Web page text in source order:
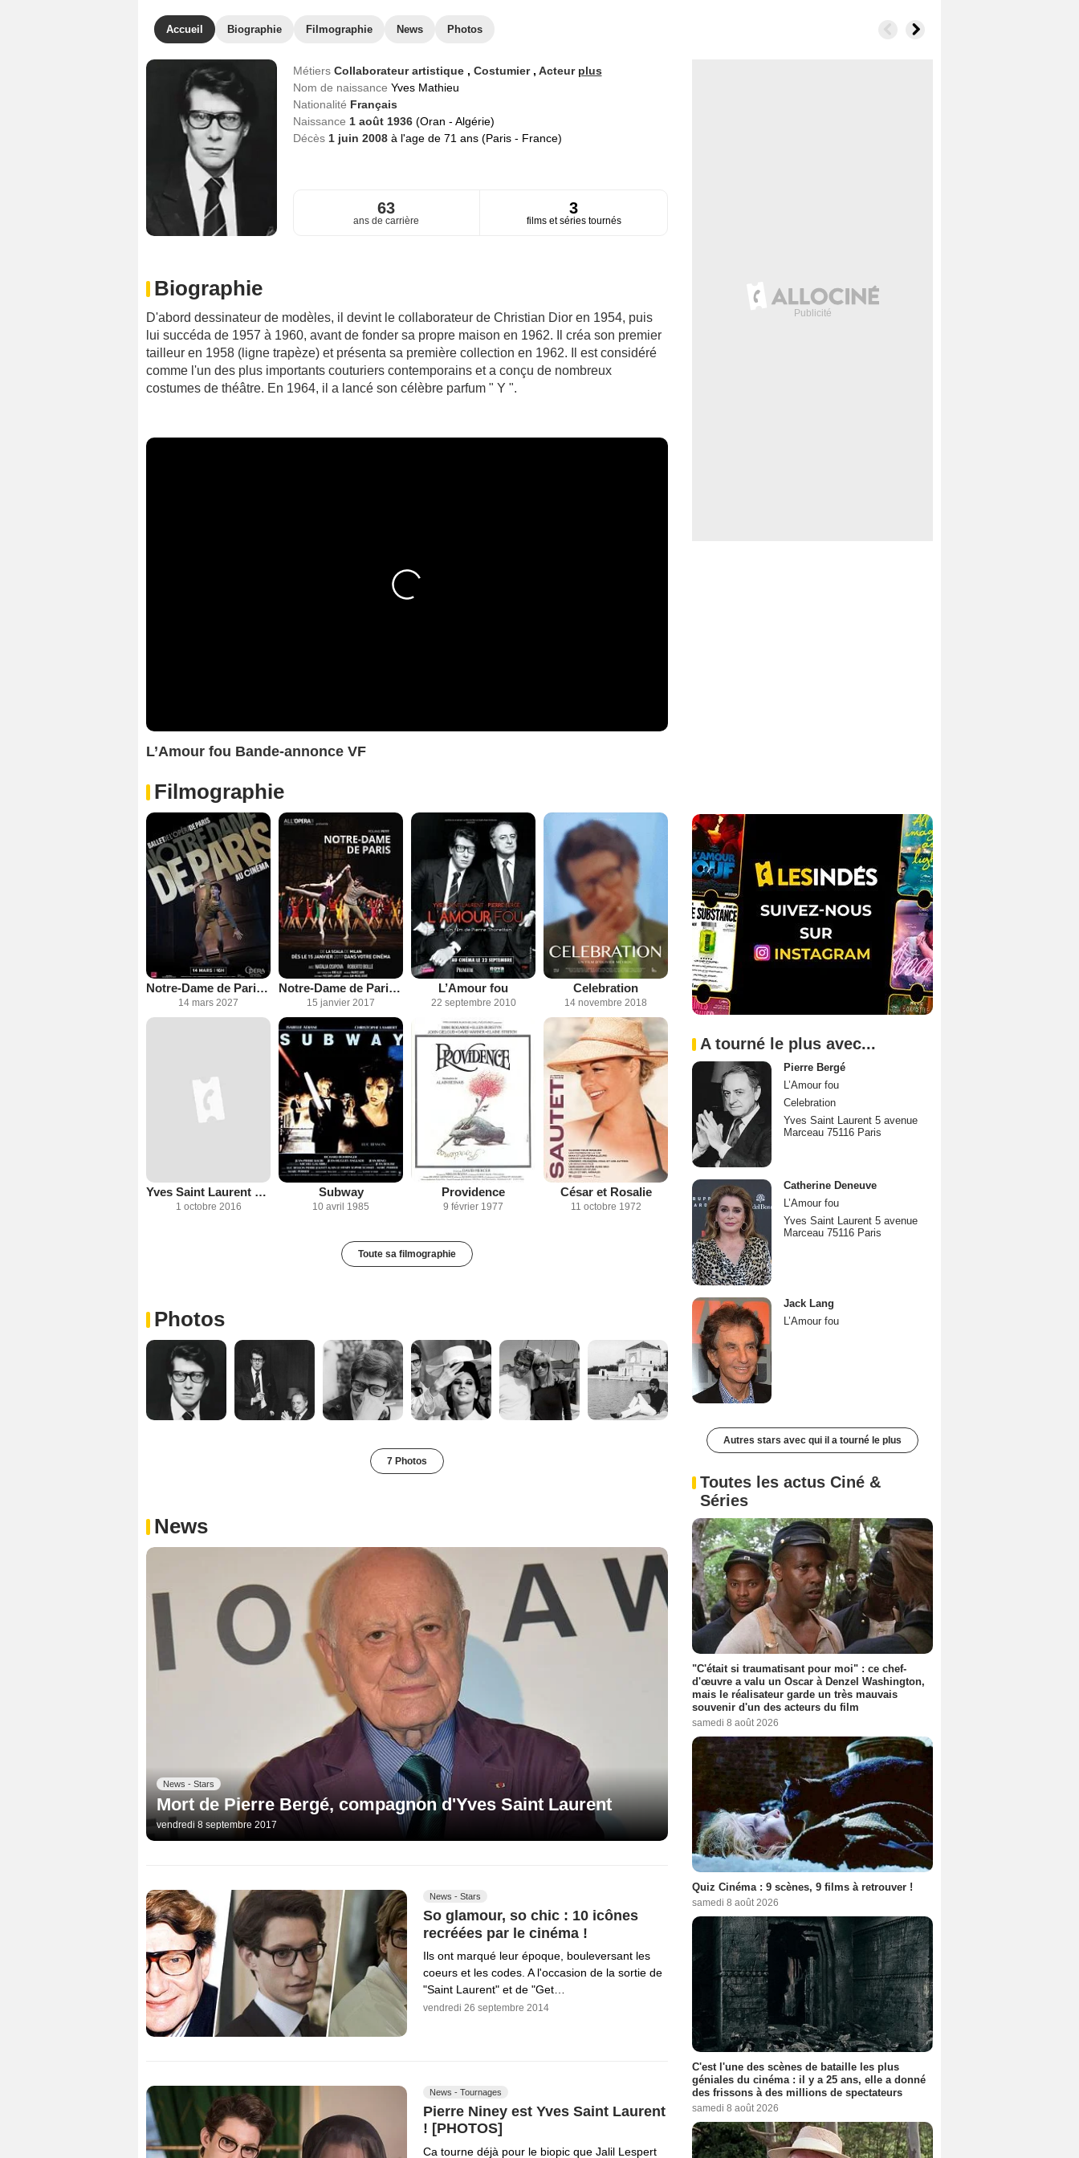
Accueil Biographie Filmographie News Photos
Métiers Collaborateur artistique , Costumier , Acteur plus
Nom de naissance Yves Mathieu
Nationalité Français
Naissance 1 août 1936 (Oran - Algérie)
Décès 1 juin 2008 à l'age de 71 ans (Paris - France)
63
ans de carrière
3
films et séries tournés
Biographie
D'abord dessinateur de modèles, il devint le collaborateur de Christian Dior en 1954, puis
lui succéda de 1957 à 1960, avant de fonder sa propre maison en 1962. Il créa son premier
tailleur en 1958 (ligne trapèze) et présenta sa première collection en 1962. Il est considéré
comme l'un des plus importants couturiers contemporains et a conçu de nombreux
costumes de théâtre. En 1964, il a lancé son célèbre parfum " Y ".
L’Amour fou Bande-annonce VF
Filmographie
Notre-Dame de Paris (Opéra de Paris)
14 mars 2027
Notre-Dame de Paris de Roland Petit (CGR Events)
15 janvier 2017
L’Amour fou
22 septembre 2010
Celebration
14 novembre 2018
Yves Saint Laurent 5 avenue Marceau 75116 Paris
1 octobre 2016
Subway
10 avril 1985
Providence
9 février 1977
César et Rosalie
11 octobre 1972
Toute sa filmographie
Photos
7 Photos
News
News - Stars
Mort de Pierre Bergé, compagnon d'Yves Saint Laurent
vendredi 8 septembre 2017
News - Stars
So glamour, so chic : 10 icônes
recréées par le cinéma !
Ils ont marqué leur époque, bouleversant les
coeurs et les codes. A l'occasion de la sortie de
"Saint Laurent" et de "Get…
vendredi 26 septembre 2014
News - Tournages
Pierre Niney est Yves Saint Laurent
! [PHOTOS]
Ca tourne déjà pour le biopic que Jalil Lespert
A tourné le plus avec...
Pierre Bergé
L’Amour fou
Celebration
Yves Saint Laurent 5 avenue
Marceau 75116 Paris
Catherine Deneuve
L’Amour fou
Yves Saint Laurent 5 avenue
Marceau 75116 Paris
Jack Lang
L’Amour fou
Autres stars avec qui il a tourné le plus
Toutes les actus Ciné &
Séries
"C'était si traumatisant pour moi" : ce chef-
d'œuvre a valu un Oscar à Denzel Washington,
mais le réalisateur garde un très mauvais
souvenir d'un des acteurs du film
samedi 8 août 2026
Quiz Cinéma : 9 scènes, 9 films à retrouver !
samedi 8 août 2026
C'est l'une des scènes de bataille les plus
géniales du cinéma : il y a 25 ans, elle a donné
des frissons à des millions de spectateurs
samedi 8 août 2026